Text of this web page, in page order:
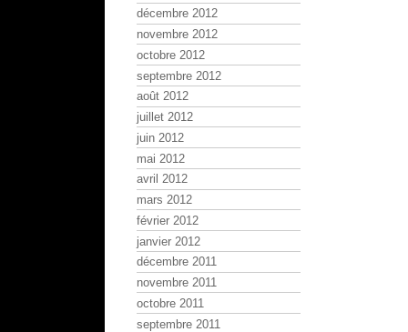
décembre 2012
novembre 2012
octobre 2012
septembre 2012
août 2012
juillet 2012
juin 2012
mai 2012
avril 2012
mars 2012
février 2012
janvier 2012
décembre 2011
novembre 2011
octobre 2011
septembre 2011